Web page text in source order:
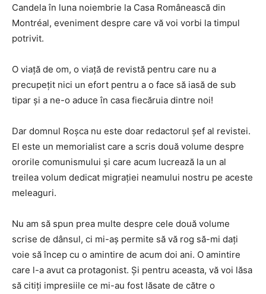
Candela în luna noiembrie la Casa Românească din
Montréal, eveniment despre care vă voi vorbi la timpul
potrivit.
O viață de om, o viață de revistă pentru care nu a
precupețit nici un efort pentru a o face să iasă de sub
tipar și a ne-o aduce în casa fiecăruia dintre noi!
Dar domnul Roșca nu este doar redactorul șef al revistei.
El este un memorialist care a scris două volume despre
ororile comunismului și care acum lucrează la un al
treilea volum dedicat migrației neamului nostru pe aceste
meleaguri.
Nu am să spun prea multe despre cele două volume
scrise de dânsul, ci mi-aș permite să vă rog să-mi dați
voie să încep cu o amintire de acum doi ani. O amintire
care l-a avut ca protagonist. Și pentru aceasta, vă voi lăsa
să citiți impresiile ce mi-au fost lăsate de către o